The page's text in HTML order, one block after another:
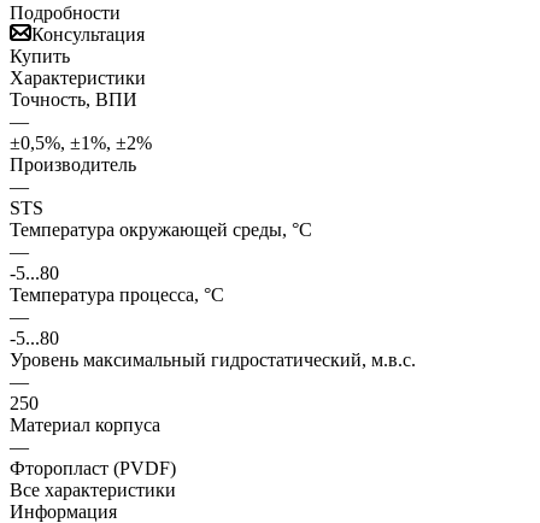
Подробности
Консультация
Купить
Характеристики
Точность, ВПИ
—
±0,5%, ±1%, ±2%
Производитель
—
STS
Температура окружающей среды, °С
—
-5...80
Температура процесса, °С
—
-5...80
Уровень максимальный гидростатический, м.в.с.
—
250
Материал корпуса
—
Фторопласт (PVDF)
Все характеристики
Информация